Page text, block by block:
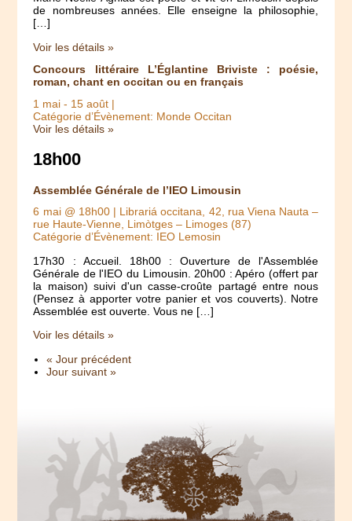
de nombreuses années. Elle enseigne la philosophie,
[…]
Voir les détails »
Concours littéraire L’Églantine Briviste : poésie,
roman, chant en occitan ou en français
1 mai - 15 août |
Catégorie d’Évènement: Monde Occitan
Voir les détails »
18h00
Assemblée Générale de l’IEO Limousin
6 mai @ 18h00| Librariá occitana, 42, rua Viena Nauta –
rue Haute-Vienne, Limòtges – Limoges (87)
Catégorie d’Évènement: IEO Lemosin
17h30 : Accueil. 18h00 : Ouverture de l'Assemblée
Générale de l'IEO du Limousin. 20h00 : Apéro (offert par
la maison) suivi d'un casse-croûte partagé entre nous
(Pensez à apporter votre panier et vos couverts). Notre
Assemblée est ouverte. Vous ne […]
Voir les détails »
« Jour précédent
Jour suivant »